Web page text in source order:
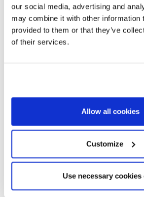
our social media, advertising and
may combine it with other information
provided to them or that they’ve
of their services.
Allow all cookies
Customize
Use necessary cookies